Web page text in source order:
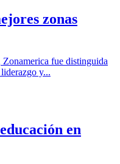
zonas
fue distinguida
y...
en